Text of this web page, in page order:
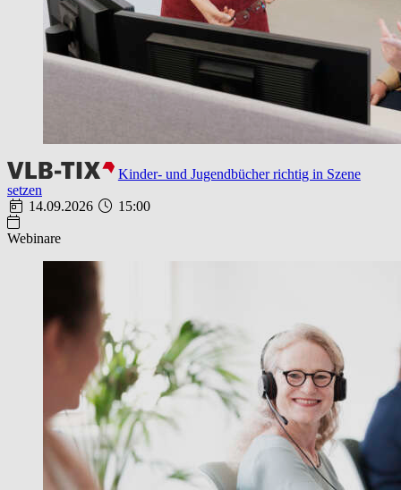
Kinder- und Jugendbücher richtig in Szene
setzen
14.09.2026
15:00
Webinare